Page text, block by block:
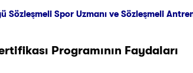
Spor Uzmanı ve Sözleşmeli
Programının Faydaları